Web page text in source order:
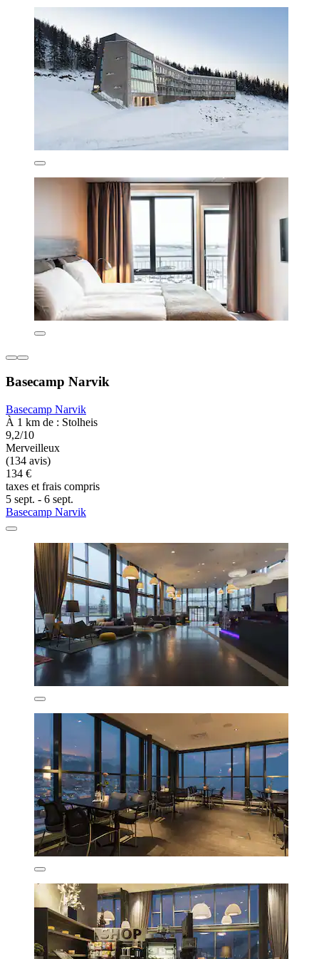
Basecamp Narvik
Basecamp Narvik
À 1 km de : Stolheis
9,2/10
Merveilleux
(134 avis)
134 €
taxes et frais compris
5 sept. - 6 sept.
Basecamp Narvik